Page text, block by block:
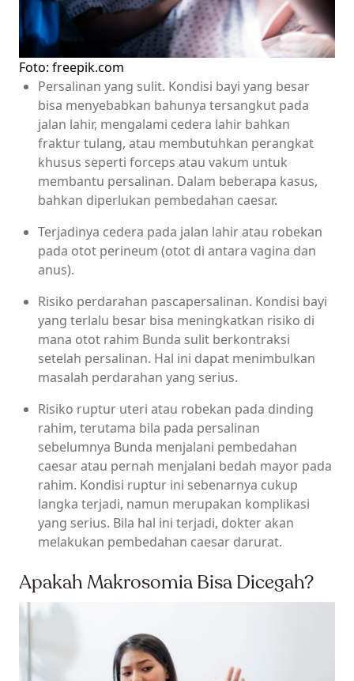
Foto: freepik.com
Persalinan yang sulit. Kondisi bayi yang besar
bisa menyebabkan bahunya tersangkut pada
jalan lahir, mengalami cedera lahir bahkan
fraktur tulang, atau membutuhkan perangkat
khusus seperti forceps atau vakum untuk
membantu persalinan. Dalam beberapa kasus,
bahkan diperlukan pembedahan caesar.
Terjadinya cedera pada jalan lahir atau robekan
pada otot perineum (otot di antara vagina dan
anus).
Risiko perdarahan pascapersalinan. Kondisi bayi
yang terlalu besar bisa meningkatkan risiko di
mana otot rahim Bunda sulit berkontraksi
setelah persalinan. Hal ini dapat menimbulkan
masalah perdarahan yang serius.
Risiko ruptur uteri atau robekan pada dinding
rahim, terutama bila pada persalinan
sebelumnya Bunda menjalani pembedahan
caesar atau pernah menjalani bedah mayor pada
rahim. Kondisi ruptur ini sebenarnya cukup
langka terjadi, namun merupakan komplikasi
yang serius. Bila hal ini terjadi, dokter akan
melakukan pembedahan caesar darurat.
Apakah Makrosomia Bisa Dicegah?